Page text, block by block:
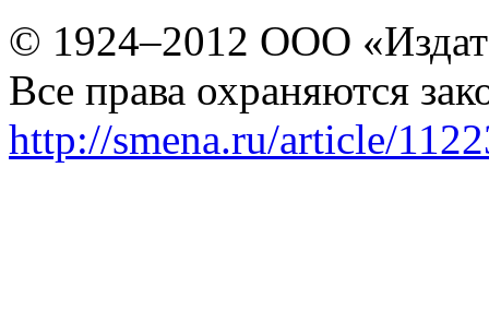
© 1924–2012 ООО
Все права охраняются
http://smena.ru/article/